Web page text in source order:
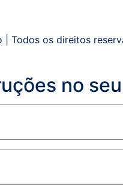
Todos os direitos
no